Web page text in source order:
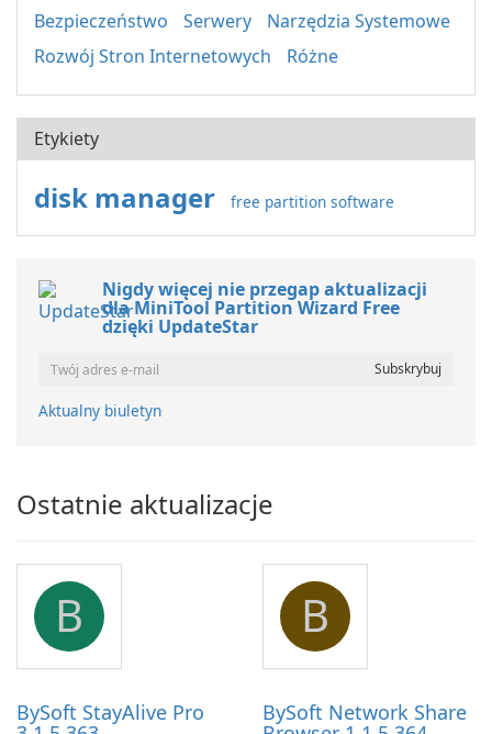
Bezpieczeństwo
Serwery
Narzędzia Systemowe
Rozwój Stron Internetowych
Różne
Etykiety
disk manager free partition software
Nigdy więcej nie przegap aktualizacji
dla MiniTool Partition Wizard Free
dzięki UpdateStar
Aktualny biuletyn
Ostatnie aktualizacje
B
BySoft StayAlive Pro
B
BySoft Network Share